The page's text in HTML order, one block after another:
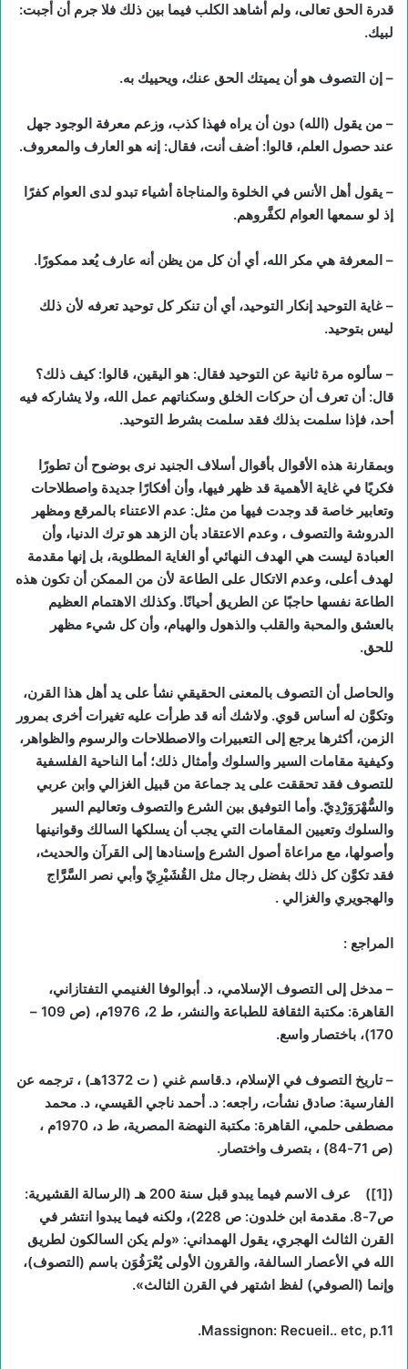
قدرة الحق تعالى، ولم أشاهد الكلب فيما بين ذلك فلا جرم أن أجبت:
لبيك.
– إن التصوف هو أن يميتك الحق عنك، ويحييك به.
– من يقول (الله) دون أن يراه فهذا كذب، وزعم معرفة الوجود جهل
عند حصول العلم، قالوا: أضف أنت، فقال: إنه هو العارف والمعروف.
– يقول أهل الأنس في الخلوة والمناجاة أشياء تبدو لدى العوام كفرًا
إذ لو سمعها العوام لكفَّروهم.
– المعرفة هي مكر الله، أي أن كل من يظن أنه عارف يُعد ممكورًا.
– غاية التوحيد إنكار التوحيد، أي أن تنكر كل توحيد تعرفه لأن ذلك
ليس بتوحيد.
– سألوه مرة ثانية عن التوحيد فقال: هو اليقين، قالوا: كيف ذلك؟
قال: أن تعرف أن حركات الخلق وسكناتهم عمل الله، ولا يشاركه فيه
أحد، فإذا سلمت بذلك فقد سلمت بشرط التوحيد.
وبمقارنة هذه الأقوال بأقوال أسلاف الجنيد نرى بوضوح أن تطورًا
فكريًا في غاية الأهمية قد ظهر فيها، وأن أفكارًا جديدة واصطلاحات
وتعابير خاصة قد وجدت فيها من مثل: عدم الاعتناء بالمرقع ومظهر
الدروشة والتصوف ، وعدم الاعتقاد بأن الزهد هو ترك الدنيا، وأن
العبادة ليست هي الهدف النهائي أو الغاية المطلوبة، بل إنها مقدمة
لهدف أعلى، وعدم الاتكال على الطاعة لأن من الممكن أن تكون هذه
الطاعة نفسها حاجبًا عن الطريق أحيانًا. وكذلك الاهتمام العظيم
بالعشق والمحبة والقلب والذهول والهيام، وأن كل شيء مظهر
للحق.
والحاصل أن التصوف بالمعنى الحقيقي نشأ على يد أهل هذا القرن،
وتكوَّن له أساس قوي. ولاشك أنه قد طرأت عليه تغيرات أخرى بمرور
الزمن، أكثرها يرجع إلى التعبيرات والاصطلاحات والرسوم والظواهر،
وكيفية مقامات السير والسلوك وأمثال ذلك؛ أما الناحية الفلسفية
للتصوف فقد تحققت على يد جماعة من قبيل الغزالي وابن عربي
والسُّهْرَوَرْدِيّ. وأما التوفيق بين الشرع والتصوف وتعاليم السير
والسلوك وتعيين المقامات التي يجب أن يسلكها السالك وقوانينها
وأصولها، مع مراعاة أصول الشرع وإسنادها إلى القرآن والحديث،
فقد تكوَّن كل ذلك بفضل رجال مثل القُشَيْرِيّ وأبي نصر السَّرَّاج
والهجويري والغزالي .
المراجع :
– مدخل إلى التصوف الإسلامي، د. أبوالوفا الغنيمي التفتازاني،
القاهرة: مكتبة الثقافة للطباعة والنشر، ط 2، 1976م، (ص 109 –
170)، باختصار واسع.
– تاريخ التصوف في الإسلام، د.قاسم غني ( ت 1372هـ) ، ترجمه عن
الفارسية: صادق نشأت، راجعه: د. أحمد ناجي القيسي، د. محمد
مصطفى حلمي، القاهرة: مكتبة النهضة المصرية، ط د، 1970م ،
(ص 71-84) ، بتصرف واختصار.
(
[1]
) عرف الاسم فيما يبدو قبل سنة 200 هـ (الرسالة القشيرية:
ص7-8. مقدمة ابن خلدون: ص 228)، ولكنه فيما يبدوا انتشر في
القرن الثالث الهجري، يقول الهمداني: «ولم يكن السالكون لطريق
الله في الأعصار السالفة، والقرون الأولى يُعْرَفُوَن باسم (التصوف)،
وإنما (الصوفي) لفظ اشتهر في القرن الثالث».
Massignon: Recueil.. etc, p.11.